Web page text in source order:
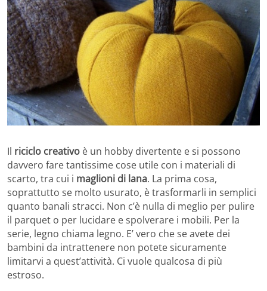
Il riciclo creativo è un hobby divertente e si possono
davvero fare tantissime cose utile con i materiali di
scarto, tra cui i maglioni di lana. La prima cosa,
soprattutto se molto usurato, è trasformarli in semplici
quanto banali stracci. Non c’è nulla di meglio per pulire
il parquet o per lucidare e spolverare i mobili. Per la
serie, legno chiama legno. E’ vero che se avete dei
bambini da intrattenere non potete sicuramente
limitarvi a quest’attività. Ci vuole qualcosa di più
estroso.